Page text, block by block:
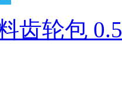
齿轮包